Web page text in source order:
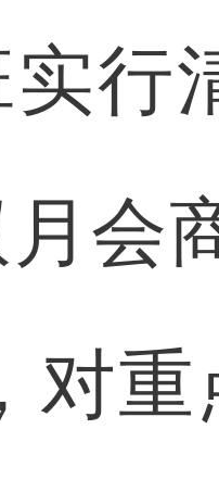
行
会
对